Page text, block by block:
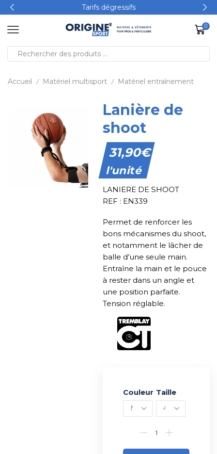
Tarifs dégressifs
0
Accueil / Matériel multisport / Matériel entraînement
Lanière de
shoot
31,90€
l'unité
LANIERE DE SHOOT
REF : EN339
Permet de renforcer les
bons mécanismes du shoot,
et notamment le lâcher de
balle d’une seule main.
Entraîne la main et le pouce
à rester dans un angle et
une position parfaite.
Tension réglable.
Couleur Taille
Alternative: